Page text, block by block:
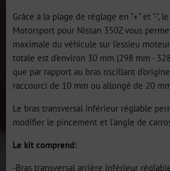
Grâce à la plage de réglage en "+" et "-",
Motorsport pour Nissan 350Z vous
maximale du véhicule sur l'essieu
totale est d'environ 30 mm (298 mm -
que par rapport au bras oscillant
raccourci de 10 mm ou allongé de 20
Le bras transversal inférieur réglable
modifier le pincement et l'angle de
Le kit comprend:
-Bras transversal arrière inférieur